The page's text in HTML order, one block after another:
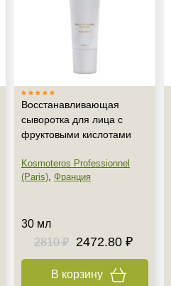
Восстанавливающая
сыворотка для лица с
фруктовыми кислотами
Kosmoteros Professionnel
(Paris), Франция
30 мл
2810 ₽
2472.80 ₽
В корзину